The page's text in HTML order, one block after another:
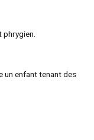
phrygien.
un enfant tenant des